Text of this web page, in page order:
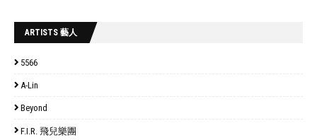
ARTISTS 藝人
5566
A-Lin
Beyond
F.I.R. 飛兒樂團